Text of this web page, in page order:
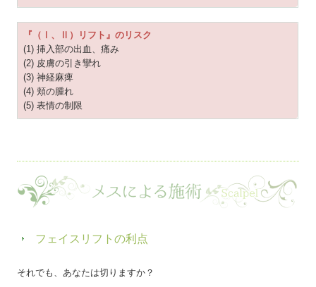
『 （Ⅰ、Ⅱ）
リフト』のリスク
(1) 挿入部の出血、痛み
(2) 皮膚の引き攣れ
(3) 神経麻痺
(4) 頬の腫れ
(5) 表情の制限
フェイスリフトの利点
それでも、あなたは切りますか？